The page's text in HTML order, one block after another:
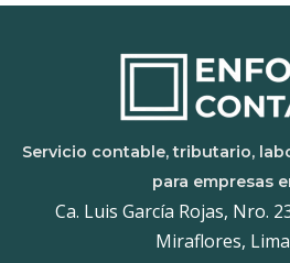
Servicio contable, tributario,
para empresas
Ca. Luis García Rojas, Nro.
Miraflores,